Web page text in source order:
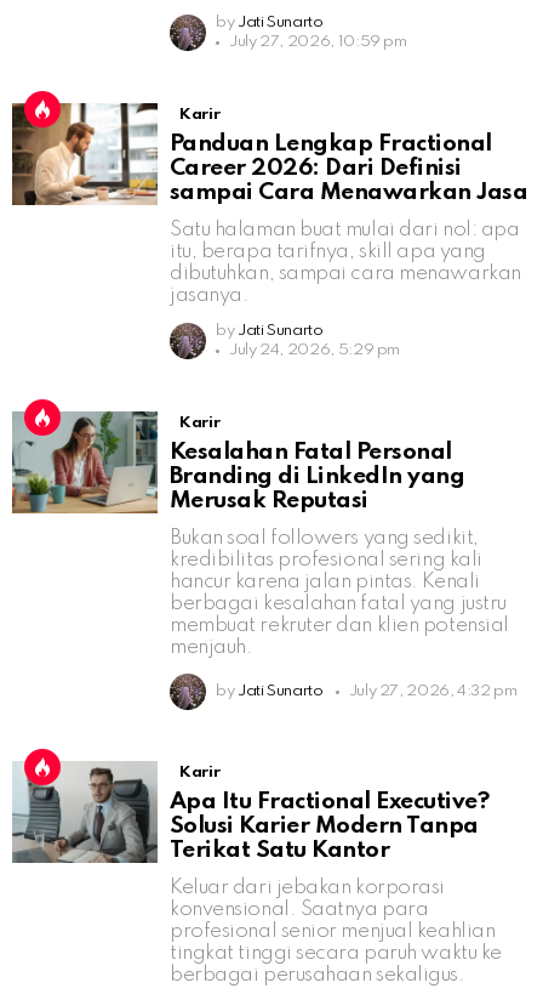
by Jati Sunarto
July 27, 2026, 10:59 pm
Karir
Panduan Lengkap Fractional
Career 2026: Dari Definisi
sampai Cara Menawarkan Jasa
Satu halaman buat mulai dari nol: apa
itu, berapa tarifnya, skill apa yang
dibutuhkan, sampai cara menawarkan
jasanya.
by Jati Sunarto
July 24, 2026, 5:29 pm
Karir
Kesalahan Fatal Personal
Branding di LinkedIn yang
Merusak Reputasi
Bukan soal followers yang sedikit,
kredibilitas profesional sering kali
hancur karena jalan pintas. Kenali
berbagai kesalahan fatal yang justru
membuat rekruter dan klien potensial
menjauh.
by Jati Sunarto July 27, 2026, 4:32 pm
Karir
Apa Itu Fractional Executive?
Solusi Karier Modern Tanpa
Terikat Satu Kantor
Keluar dari jebakan korporasi
konvensional. Saatnya para
profesional senior menjual keahlian
tingkat tinggi secara paruh waktu ke
berbagai perusahaan sekaligus.